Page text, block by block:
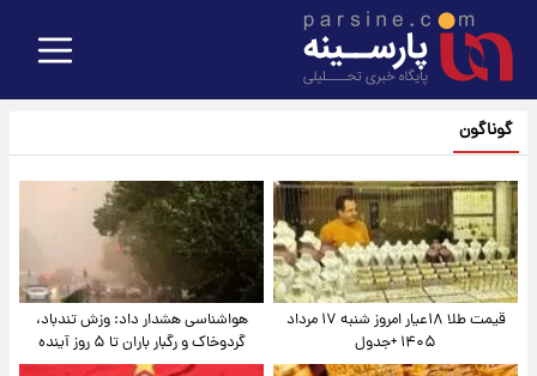
گوناگون
قیمت طلا ۱۸عیار امروز شنبه ۱۷ مرداد
۱۴۰۵ +جدول
هواشناسی هشدار داد: وزش تندباد،
گردوخاک و رگبار باران تا ۵ روز آینده